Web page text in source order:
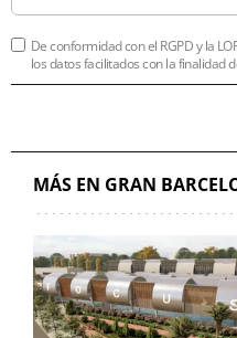
De conformidad con el RGPD y la
los datos facilitados con la finalidad
MÁS EN GRAN